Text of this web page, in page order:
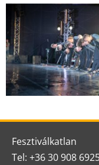
Fesztiválkatlan
Tel: +36 30 908